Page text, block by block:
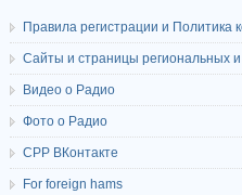
Правила регистрации и Политика
Сайты и страницы региональных
Видео о Радио
Фото о Радио
СРР ВКонтакте
For foreign hams